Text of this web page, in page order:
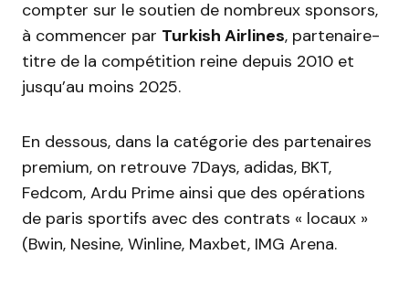
compter sur le soutien de nombreux sponsors,
à commencer par Turkish Airlines, partenaire-
titre de la compétition reine depuis 2010 et
jusqu’au moins 2025.
En dessous, dans la catégorie des partenaires
premium, on retrouve 7Days, adidas, BKT,
Fedcom, Ardu Prime ainsi que des opérations
de paris sportifs avec des contrats « locaux »
(Bwin, Nesine, Winline, Maxbet, IMG Arena.